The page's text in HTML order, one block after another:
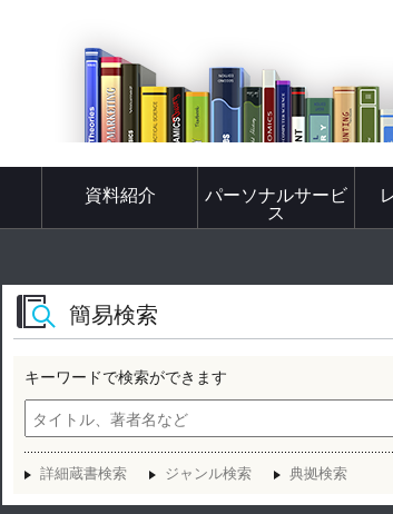
資料紹介
パーソナルサービ
ス
簡易検索
キーワードで検索ができます
詳細蔵書検索 ジャンル検索 典拠検索